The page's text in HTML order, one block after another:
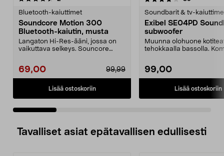
Bluetooth-kaiuttimet
Soundcore Motion 300
Bluetooth-kaiutin, musta
Langaton Hi-Res-ääni, jossa on
vaikuttava selkeys. Souncore
69,00 99,99
Lisää ostoskoriin
Soundbarit & tv-
Exibel SE04PD
subwoofer
Muunna olohuone
tehokkaalla bassolla.
99,00
Lisää ostoskoriin
Tavalliset asiat epätavallisen edullisesti